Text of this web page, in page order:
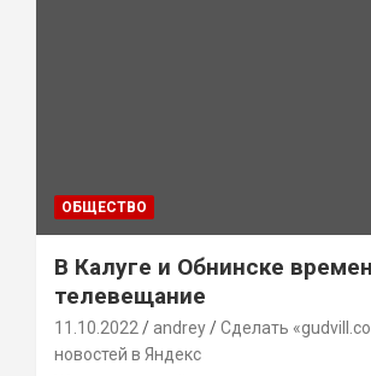
ОБЩЕСТВО
В Калуге и Обнинске
телевещание
11.10.2022 andrey
Сделать
новостей в Яндекс